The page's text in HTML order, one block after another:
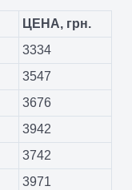
ЦЕНА, грн.
3334
3547
3676
3942
3742
3971